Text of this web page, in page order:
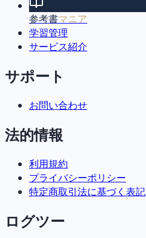
参考書マニア
学習管理
サービス紹介
サポート
お問い合わせ
法的情報
利用規約
プライバシーポリシー
特定商取引法に基づく表記
ログツー